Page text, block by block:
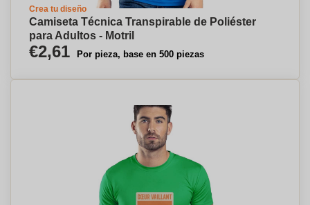
Crea tu diseño
Camiseta Técnica Transpirable de Poliéster
para Adultos - Motril
€2,61 Por pieza, base en 500 piezas